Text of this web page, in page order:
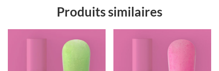
Produits similaires